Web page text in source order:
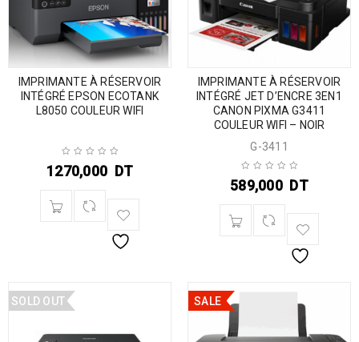
IMPRIMANTE À RÉSERVOIR
INTÉGRÉ EPSON ECOTANK
L8050 COULEUR WIFI
1270,000 DT
IMPRIMANTE À RÉSERVOIR
INTÉGRÉ JET D’ENCRE 3EN1
CANON PIXMA G3411
COULEUR WIFI – NOIR
G-3411
589,000 DT
SOLD OUT SALE